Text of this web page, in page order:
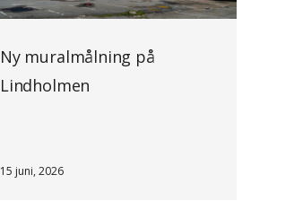
Ny muralmålning på
Lindholmen
15 juni, 2026